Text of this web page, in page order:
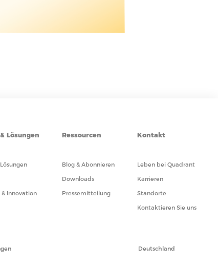
Lösungen
& Innovation
Ressourcen
Blog & Abonnieren
Downloads
Pressemitteilung
Kontakt
Leben bei Quadrant
Karrieren
Standorte
Kontaktieren Sie uns
Deutschland